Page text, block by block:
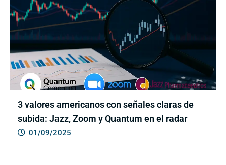
3 valores americanos con señales claras de
subida: Jazz, Zoom y Quantum en el radar
01/09/2025